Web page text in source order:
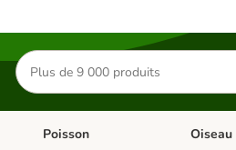
Rechercher
des
produits
Dérouler les catégories: Rongeur & Co
Poisson Dérouler
Oiseau